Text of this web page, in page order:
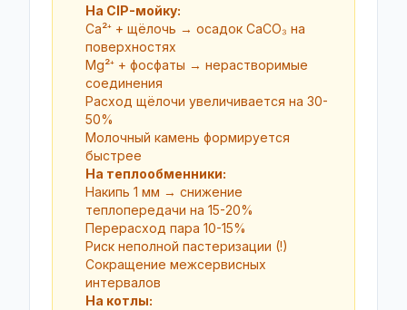
На CIP-мойку:
Ca²⁺ + щёлочь → осадок CaCO₃ на
поверхностях
Mg²⁺ + фосфаты → нерастворимые
соединения
Расход щёлочи увеличивается на 30-
50%
Молочный камень формируется
быстрее
На теплообменники:
Накипь 1 мм → снижение
теплопередачи на 15-20%
Перерасход пара 10-15%
Риск неполной пастеризации (!)
Сокращение межсервисных
интервалов
На котлы: